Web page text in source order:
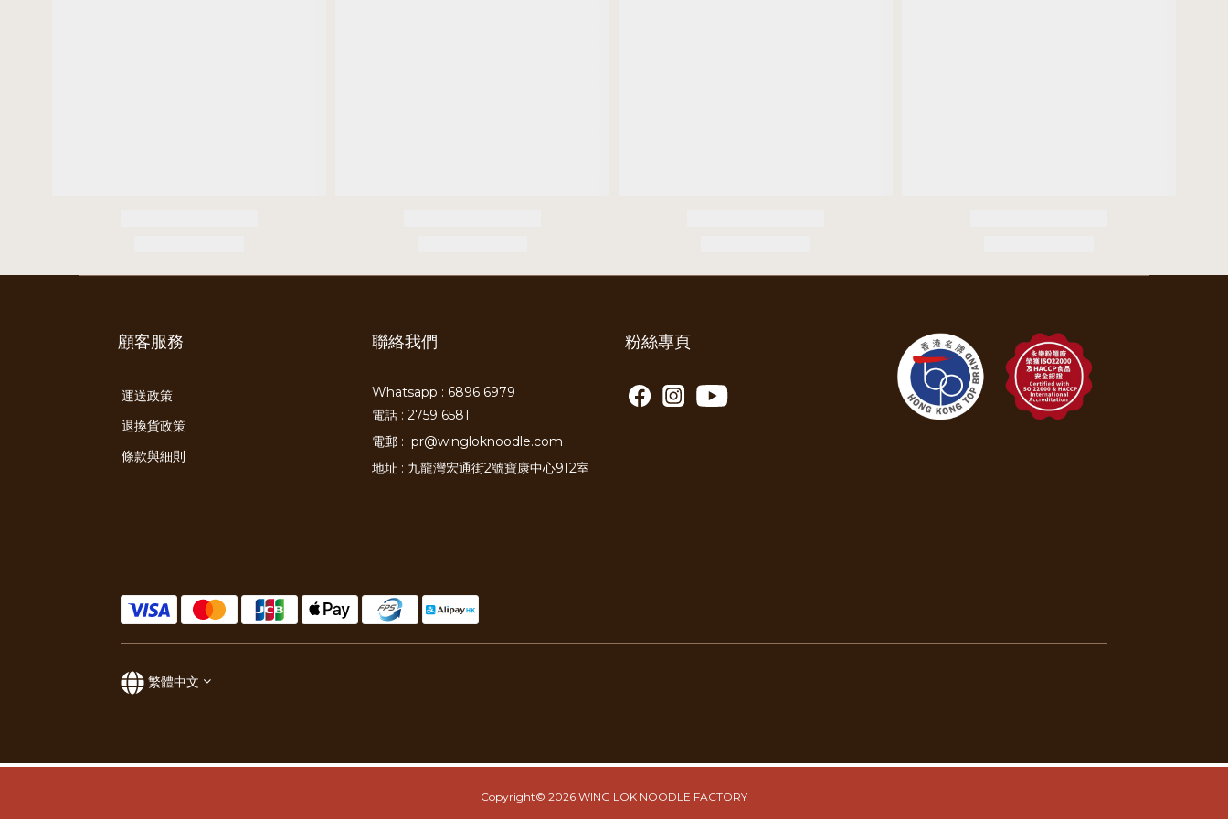
顧客服務
運送政策
退換貨政策
條款與細則
聯絡我們
Whatsapp : 6896 6979
電話 : 2759 6581
電郵 : pr@wingloknoodle.com
地址 : 九龍灣宏通街2號寶康中心912室
粉絲專頁
繁體中文
Copyright© 2026 WING LOK NOODLE FACTORY